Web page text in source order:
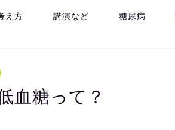
え方 講演など 糖尿病
血糖って？